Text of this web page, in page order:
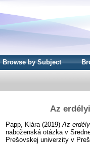
Browse by Subject
Az
Papp, Klára (2019) Az
naboženská otázka v
Prešovskej univerzity v